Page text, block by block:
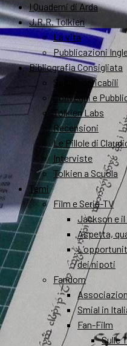
I Quaderni di Arda
J.R.R. Tolkien
La vita
Pubblicazioni
Bibliografia Consigliata
Saggi scaricabili
Convegni e
Tolkien Labs
Recensioni
Le Pillole di
Interviste
Tolkien a Scuola
Temi
Film e Serie-TV
Jackson e il
Aspetta,
dei nipoti
Fandom
Smial in
Fan-Film
Sulle